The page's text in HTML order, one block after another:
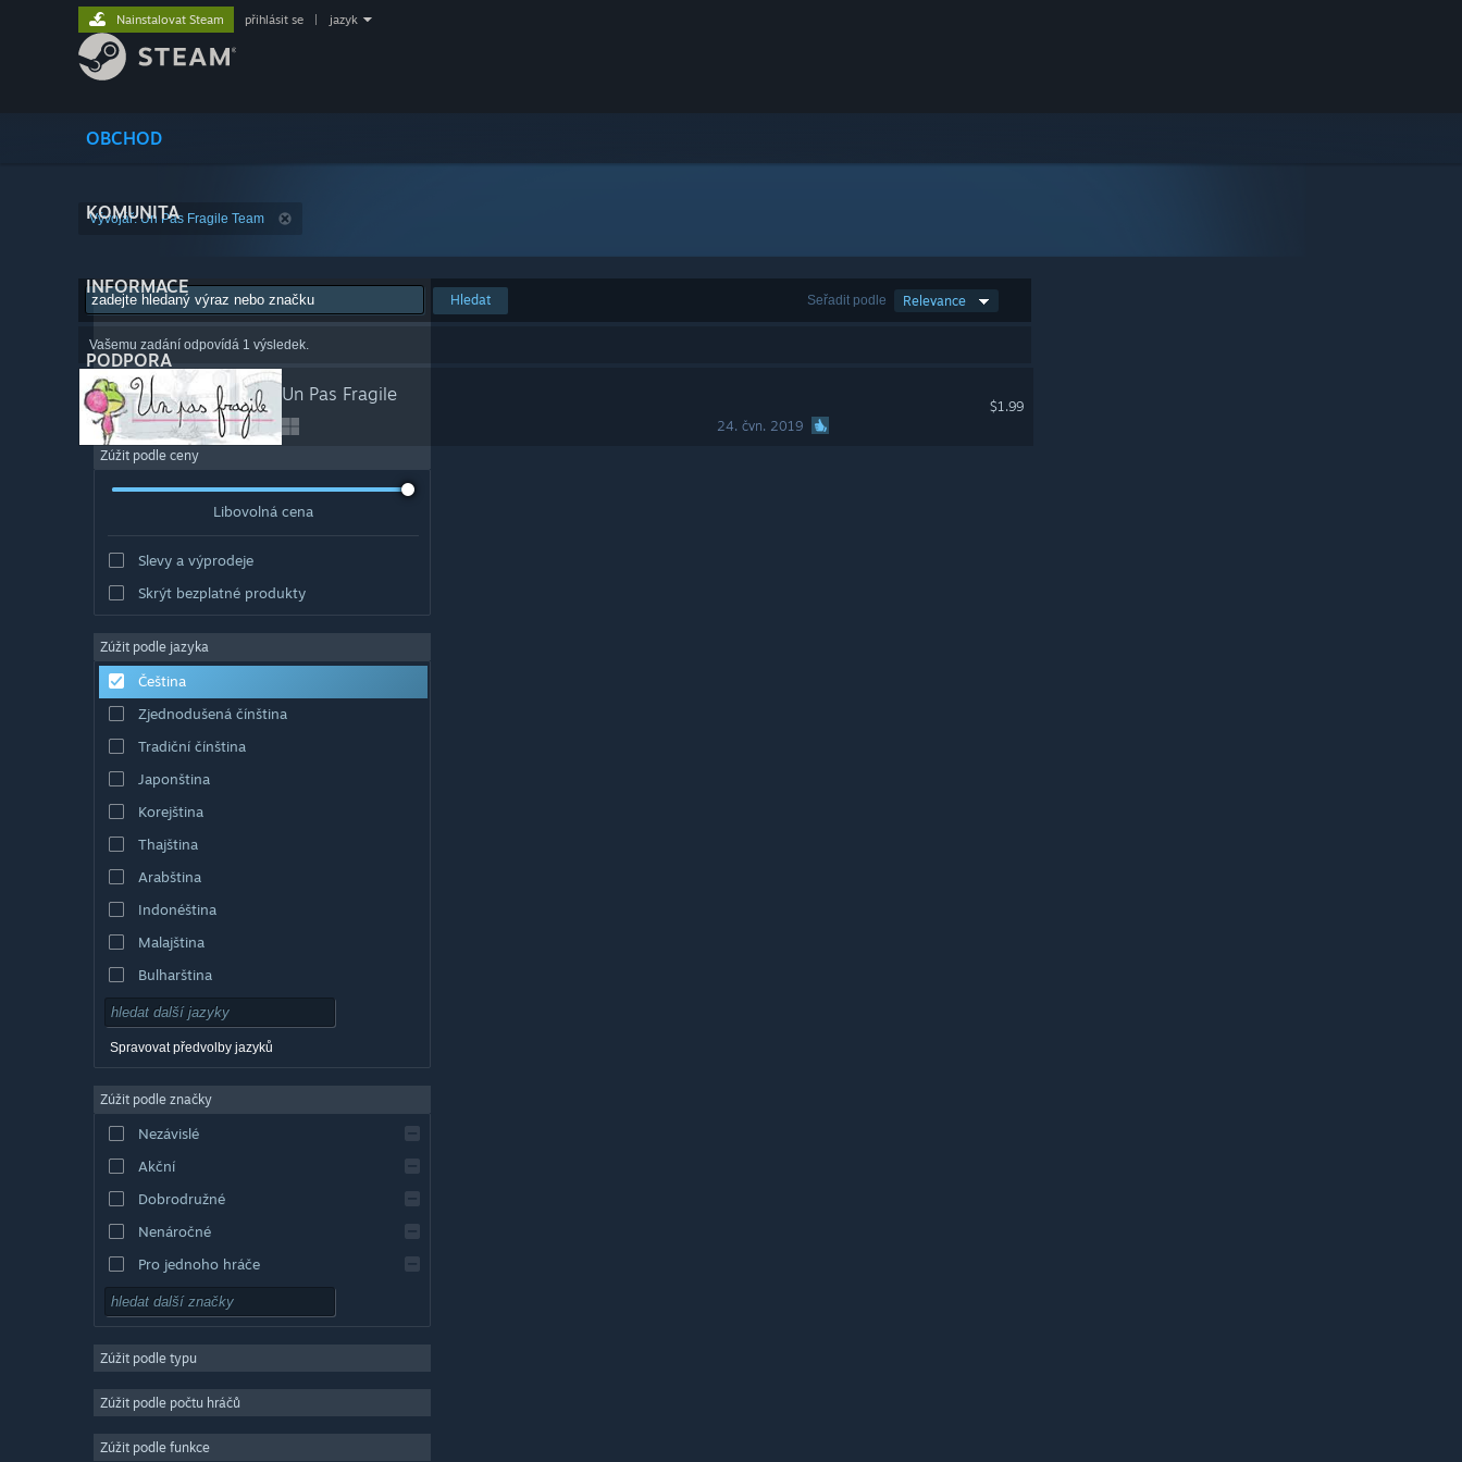
OBCHOD
KOMUNITA
INFORMACE
PODPORA
Nainstalovat Steam přihlásit se jazyk
Vývojář: Un Pas Fragile Team
Seřadit podle Relevance
Hledat
Vašemu zadání odpovídá 1 výsledek.
Un Pas Fragile
24. čvn. 2019
$1.99
Zúžit podle ceny
Libovolná cena
Slevy a výprodeje
Skrýt bezplatné produkty
Zúžit podle jazyka
Čeština
Zjednodušená čínština
Tradiční čínština
Japonština
Korejština
Thajština
Arabština
Indonéština
Malajština
Bulharština
Dánština
Němčina
Evropská španělština
Latin. španělština
Řečtina
Spravovat předvolby jazyků
Zúžit podle značky
Nezávislé
Akční
Dobrodružné
Nenáročné
Pro jednoho hráče
Simulátory
Strategické
2D
Zúžit podle typu
Zúžit podle počtu hráčů
Zúžit podle funkce